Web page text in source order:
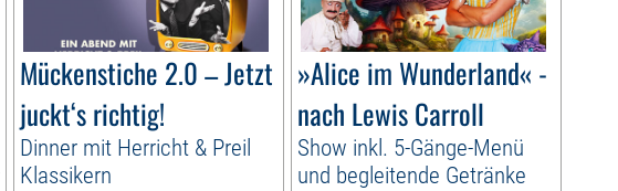
Mückenstiche 2.0 – Jetzt
juckt‘s richtig!
Dinner mit Herricht & Preil
Klassikern
»Alice im Wunderland« -
nach Lewis Carroll
Show inkl. 5-Gänge-Menü
und begleitende Getränke